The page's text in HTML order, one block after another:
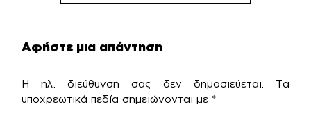
Αφήστε μια απάντηση
Η ηλ. διεύθυνση σας δεν δημοσιεύεται.
Τα
υποχρεωτικά πεδία σημειώνονται με *